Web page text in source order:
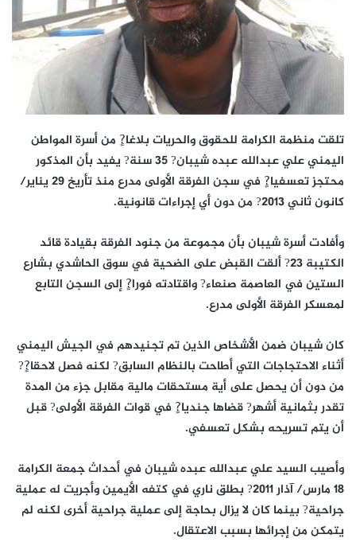
تلقت منظمة الكرامة للحقوق والحريات بلاغا?ٍ من أسرة المواطن
اليمني علي عبدالله عبده شيبان? 35 سنة? يفيد بأن المذكور
محتجز تعسفيا?ٍ في سجن الفرقة الأولى مدرع منذ تأريخ 29 يناير/
كانون ثاني 2013? من دون أي إجراءات قانونية.
وأفادت أسرة شيبان بأن مجموعة من جنود الفرقة بقيادة قائد
الكتيبة 23? ألقت القبض على الضحية في سوق الحاشدي بشارع
الستين في العاصمة صنعاء? واقتادته فورا?ٍ إلى السجن التابع
لمعسكر الفرقة الأولى مدرع.
كان شيبان ضمن الأشخاص الذين تم تجنيدهم في الجيش اليمني
أثناء الاحتجاجات التي أطاحت بالنظام السابق? لكنه فصل لاحقا?ٍ?
من دون أن يحصل على أية مستحقات مالية مقابل جزء من المدة
تقدر بثمانية أشهر? قضاها جنديا?ٍ في قوات الفرقة الأولى? قبل
أن يتم تسريحه بشكل تعسفي.
وأصيب السيد علي عبدالله عبده شيبان في أحداث جمعة الكرامة
18 مارس/ آذار 2011? بطلق ناري في كتفه الأيمين وأجريت له عملية
جراحية? بينما كان لا يزال بحاجة إلى عملية جراحية أخرى لكنه لم
يتمكن من إجرائها بسبب الاعتقال.